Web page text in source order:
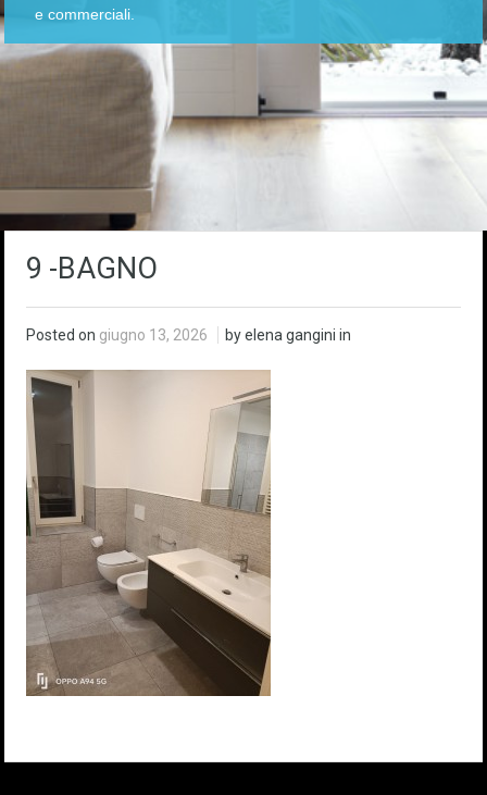
e commerciali.
9 -BAGNO
Posted on giugno 13, 2026 by elena gangini in